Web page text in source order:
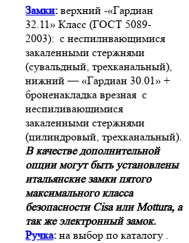
Замки: верхний -«Гардиан
32.11» Класс (ГОСТ 5089-
2003): с неспиливающимися
закаленными стержнями
(сувальдный, трехканальный),
нижний — «Гардиан 30.01» +
броненакладка врезная с
неспиливающимися
закаленными стержнями
(цилиндровый, трехканальный).
В качестве дополнительной
опции могут быть установлены
итальянские замки пятого
максимального класса
безопасности Cisa или Mottura, а
так же электронный замок.
Ручка:на выбор по каталогу .